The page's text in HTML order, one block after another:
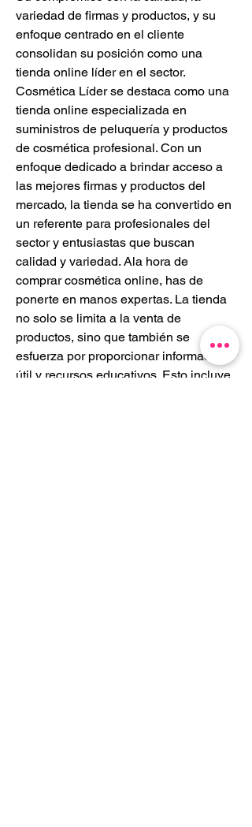
variedad de firmas y productos, y su
enfoque centrado en el cliente
consolidan su posición como una
tienda online líder en el sector.
Cosmética Líder se destaca como una
tienda online especializada en
suministros de peluquería y productos
de cosmética profesional. Con un
enfoque dedicado a brindar acceso a
las mejores firmas y productos del
mercado, la tienda se ha convertido en
un referente para profesionales del
sector y entusiastas que buscan
calidad y variedad. Ala hora de
comprar cosmética online, has de
ponerte en manos expertas. La tienda
no solo se limita a la venta de
productos, sino que también se
esfuerza por proporcionar información
útil y recursos educativos. Esto incluye